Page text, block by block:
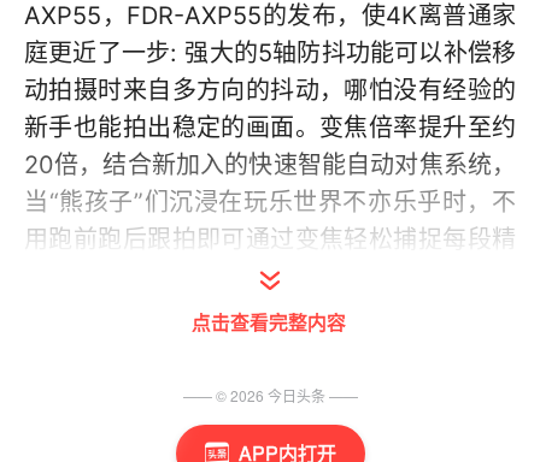
APP内打开
AXP55，FDR-AXP55的发布，使4K离普通家
庭更近了一步: 强大的5轴防抖功能可以补偿移
动拍摄时来自多方向的抖动，哪怕没有经验的
新手也能拍出稳定的画面。变焦倍率提升至约
20倍，结合新加入的快速智能自动对焦系统，
当“熊孩子”们沉浸在玩乐世界不亦乐乎时，不
用跑前跑后跟拍即可通过变焦轻松捕捉每段精
彩。索尼4K摄像机FDR-AXP55以机身自带的
一键编辑，可将拍摄的内容自动合成一条精彩
频分享更便捷有趣。从高清到4K, 从普通防抖
到5轴防抖, Handycam的每次革新进取，都是
点击查看完整内容
—— ©2026 今日头条 ——